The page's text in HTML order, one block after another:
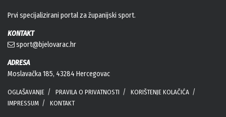
Prvi specijalizirani portal za županijski sport.
KONTAKT
sport@bjelovarac.hr
ADRESA
Moslavačka 185, 43284 Hercegovac
OGLAŠAVANJE PRAVILA O PRIVATNOSTI
KORIŠTENJE KOLAČIĆA
IMPRESSUM
KONTAKT